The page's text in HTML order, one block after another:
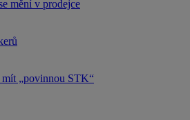
mění v prodejce
mít „povinnou STK“